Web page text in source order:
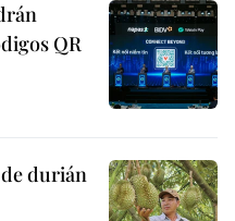
QR
durián